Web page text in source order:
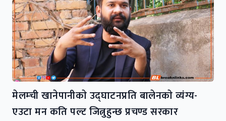
मेलम्ची खानेपानीकाे उद्घाटनप्रति बालेनकाे व्यंग्य-
एउटा मन कति पल्ट जित्नुहुन्छ प्रचण्ड सरकार